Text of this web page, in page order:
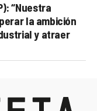
“Nuestra
la ambición
y atraer